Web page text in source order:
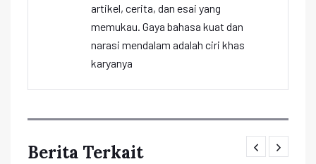
artikel, cerita, dan esai yang
memukau. Gaya bahasa kuat dan
narasi mendalam adalah ciri khas
karyanya
Berita Terkait